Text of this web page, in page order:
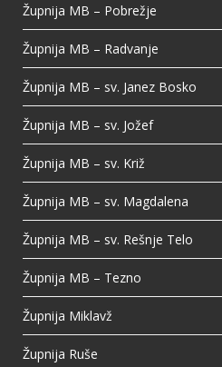
Župnija MB – Pobrežje
Župnija MB – Radvanje
Župnija MB – sv. Janez Bosko
Župnija MB – sv. Jožef
Župnija MB – sv. Križ
Župnija MB – sv. Magdalena
Župnija MB – sv. Rešnje Telo
Župnija MB – Tezno
Župnija Miklavž
Župnija Ruše